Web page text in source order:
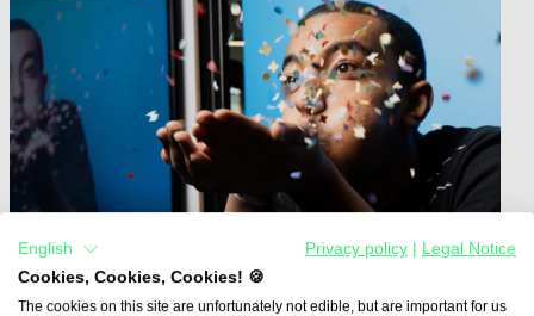
English Privacy policy
Legal Notice
Cookies, Cookies, Cookies! 🍪
The cookies on this site are unfortunately not edible, but are important for us